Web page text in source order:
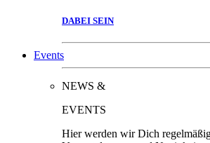
DABEI SEIN
Events
NEWS &
EVENTS
Hier werden wir Dich